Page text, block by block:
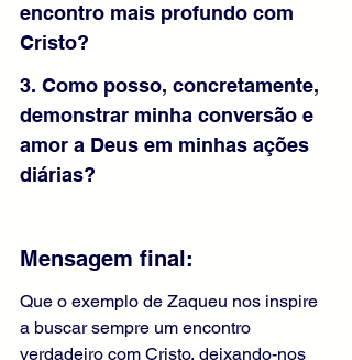
encontro mais profundo com
Cristo?
3. Como posso, concretamente,
demonstrar minha conversão e
amor a Deus em minhas ações
diárias?
Mensagem final:
Que o exemplo de Zaqueu nos inspire
a buscar sempre um encontro
verdadeiro com Cristo, deixando-nos